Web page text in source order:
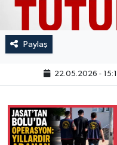
Paylaş
22.05.2026 - 15:11